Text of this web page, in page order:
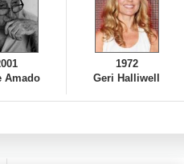
Amado
1972
Geri Halliwell